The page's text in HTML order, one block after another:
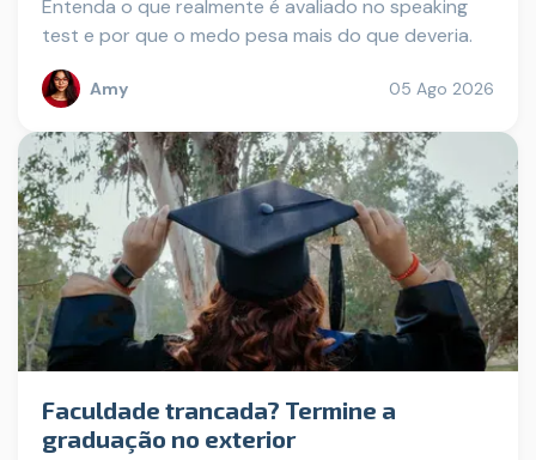
Entenda o que realmente é avaliado no speaking
test e por que o medo pesa mais do que deveria.
Amy 05 Ago 2026
Faculdade trancada? Termine a
graduação no exterior